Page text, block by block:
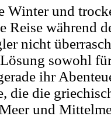
Winter und
Reise während
nicht
sowohl
ihr
die die
und